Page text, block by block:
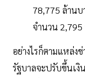
78,775 ล้าน
จำนวน
อย่างไรก็ตามแหล่ง
รัฐบาลจะปรับขึ้นเงิ